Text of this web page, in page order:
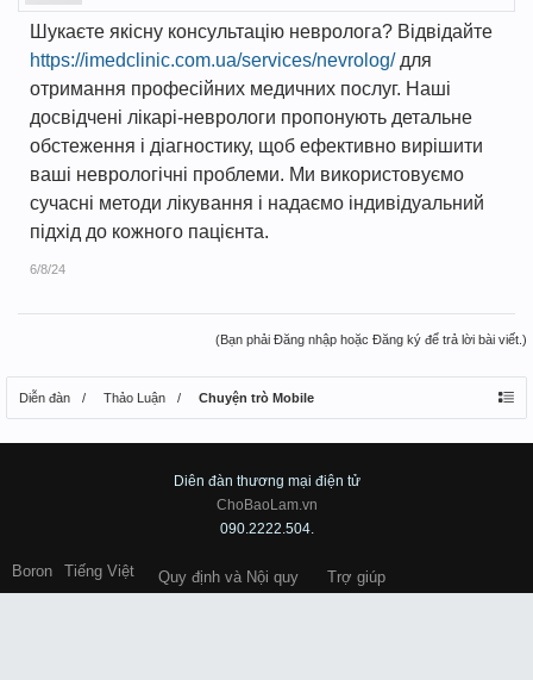
Шукаєте якісну консультацію невролога? Відвідайте
https://imedclinic.com.ua/services/nevrolog/для
отримання професійних медичних послуг. Наші
досвідчені лікарі-неврологи пропонують детальне
обстеження і діагностику, щоб ефективно вирішити
ваші неврологічні проблеми. Ми використовуємо
сучасні методи лікування і надаємо індивідуальний
підхід до кожного пацієнта.
6/8/24
(Bạn phải Đăng nhập hoặc Đăng ký để trả lời bài viết.)
Diễn đàn Thảo Luận Chuyện trò Mobile
Diên đàn thương mại điện tử
ChoBaoLam.vn
090.2222.504.
Boron Tiếng Việt Quy định và Nội quy Trợ giúp